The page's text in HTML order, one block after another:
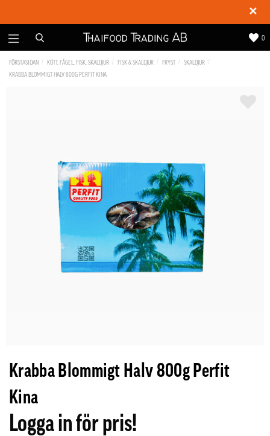
✕
0
FÖRSTASIDAN KÖTT, FÅGEL, FISK, SKALDJUR FISK & SKALDJUR FRYST
SKALDJUR
KRABBA BLOMMIGT HALV 800G PERFIT KINA
Krabba Blommigt Halv 800g Perfit
Kina
Logga in för pris!